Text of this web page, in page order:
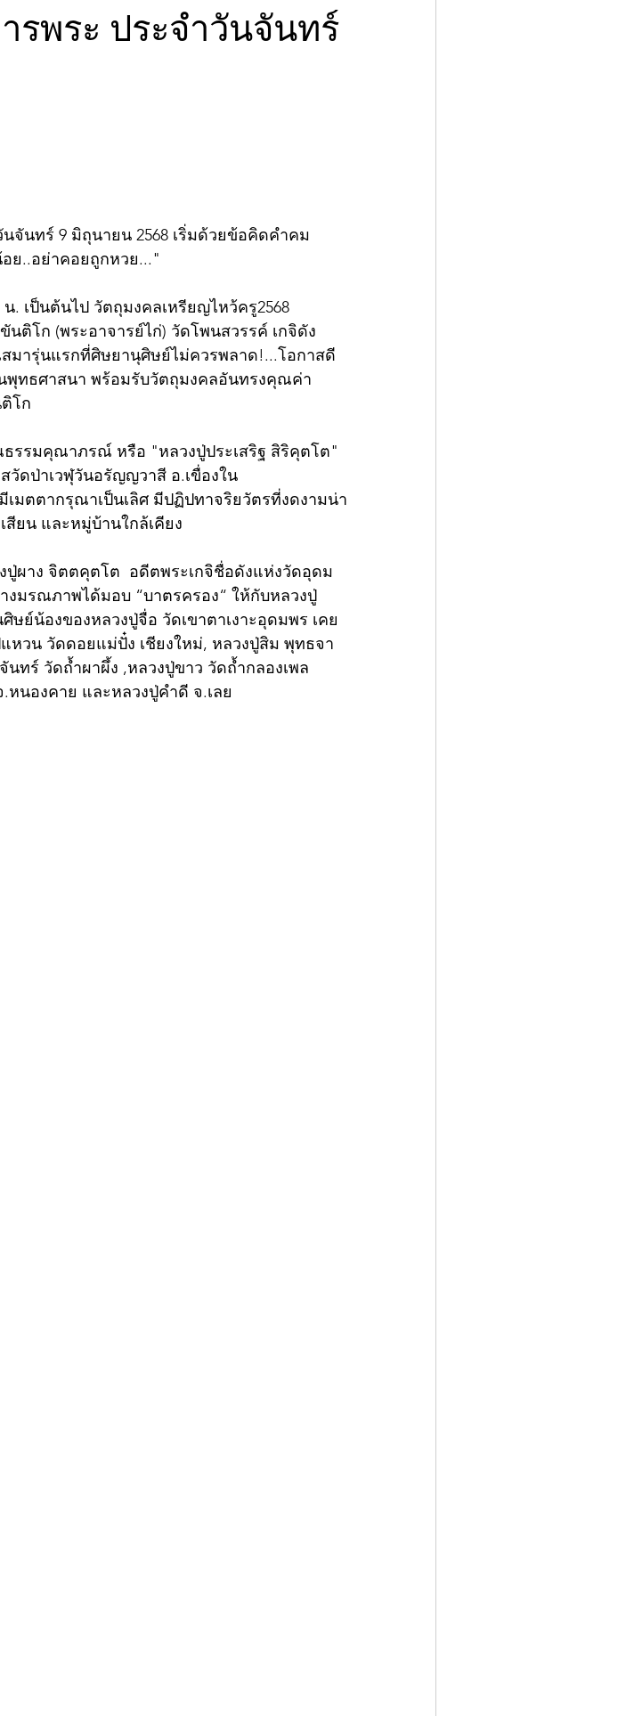
รพระ ประจำวันจันทร์
จันทร์ 9 มิถุนายน 2568 เริ่มด้วยข้อคิดคำคม
ย..อย่าคอยถูกหวย..."
. เป็นต้นไป วัตถุมงคลเหรียญไหว้ครู2568
โก (พระอาจารย์ไก่) วัดโพนสวรรค์ เกจิดัง
มารุ่นแรกที่ศิษยานุศิษย์ไม่ควรพลาด!...โอกาสดี
พุทธศาสนา พร้อมรับวัตถุมงคลอันทรงคุณค่า
โก
รรมคุณาภรณ์ หรือ "หลวงปู่ประเสริฐ สิริคุตโต"
วัดป่าเวฬุวันอรัญญวาสี อ.เขื่องใน
มตตากรุณาเป็นเลิศ มีปฏิปทาจริยวัตรที่งดงามน่า
สียน และหมู่บ้านใกล้เคียง
ปู่ผาง จิตตคุตโต  อดีตพระเกจิชื่อดังแห่งวัดอุดม
มรณภาพได้มอบ “บาตรครอง“ ให้กับหลวงปู่
ษย์น้องของหลวงปู่จื่อ วัดเขาตาเงาะอุดมพร เคย
หวน วัดดอยแม่ปั๋ง เชียงใหม่, หลวงปู่สิม พุทธจา
ทร์ วัดถ้ำผาผึ้ง ,หลวงปู่ขาว วัดถ้ำกลองเพล
หนองคาย และหลวงปู่คำดี จ.เลย